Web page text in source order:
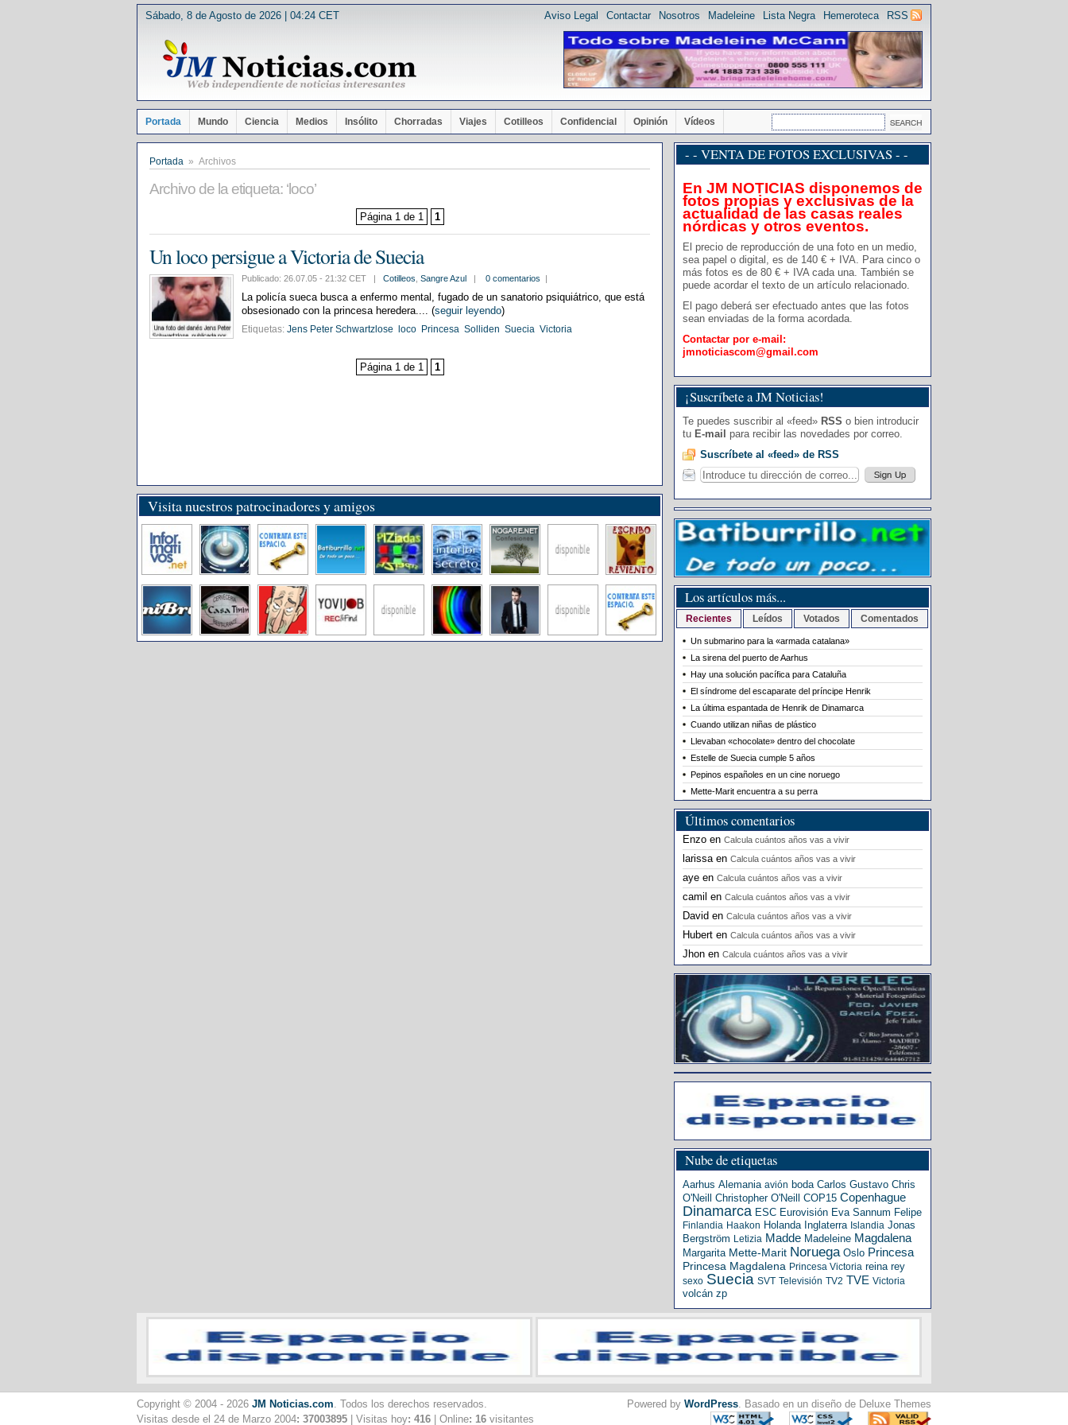
Sábado, 8 de Agosto de 2026 | 04:24 CET RSS
Hemeroteca
Lista Negra
Madeleine
Nosotros
Contactar
Aviso Legal
Portada Mundo Ciencia Medios Insólito Chorradas Viajes Cotilleos Confidencial Opinión Vídeos
Portada » Archivos
Archivo de la etiqueta: ‘loco’
Página 1 de 1 1
Un loco persigue a Victoria de Suecia
Publicado: 26.07.05 - 21:32 CET | Cotilleos Sangre Azul | 0 comentarios |
La policía sueca busca a enfermo mental, fugado de un sanatorio psiquiátrico, que está
obsesionado con la princesa heredera.... (seguir leyendo)
Etiquetas: Jens Peter Schwartzlose loco Princesa Solliden Suecia Victoria
Página 1 de 1 1
Visita nuestros patrocinadores y amigos
- - VENTA DE FOTOS EXCLUSIVAS - -
En JM NOTICIAS disponemos de
fotos propias y exclusivas de la
actualidad de las casas reales
nórdicas y otros eventos.
El precio de reproducción de una foto en un medio,
sea papel o digital, es de 140 € + IVA. Para cinco o
más fotos es de 80 € + IVA cada una. También se
puede acordar el texto de un artículo relacionado.
El pago deberá ser efectuado antes que las fotos
sean enviadas de la forma acordada.
Contactar por e-mail:
jmnoticiascom@gmail.com
¡Suscríbete a JM Noticias!
Te puedes suscribir al «feed» RSS o bien introducir
tu E-mail para recibir las novedades por correo.
Suscríbete al «feed» de RSS
Los artículos más...
Recientes Leídos Votados Comentados
Un submarino para la «armada catalana»
La sirena del puerto de Aarhus
Hay una solución pacífica para Cataluña
El síndrome del escaparate del príncipe Henrik
La última espantada de Henrik de Dinamarca
Cuando utilizan niñas de plástico
Llevaban «chocolate» dentro del chocolate
Estelle de Suecia cumple 5 años
Pepinos españoles en un cine noruego
Mette-Marit encuentra a su perra
Últimos comentarios
Enzo en Calcula cuántos años vas a vivir
larissaen Calcula cuántos años vas a vivir
aye en Calcula cuántos años vas a vivir
camil en Calcula cuántos años vas a vivir
David en Calcula cuántos años vas a vivir
Hubert en Calcula cuántos años vas a vivir
Jhon en Calcula cuántos años vas a vivir
Nube de etiquetas
Aarhus Alemania avión boda Carlos Gustavo Chris
O'Neill
Christopher O'Neill COP15 Copenhague
Dinamarca ESC Eurovisión Eva Sannum Felipe
Finlandia Haakon Holanda Inglaterra Islandia Jonas
Bergström Letizia Madde Madeleine Magdalena
Margarita Mette-Marit Noruega Oslo Princesa
Princesa Magdalena Princesa Victoria reina rey
sexo Suecia SVT Televisión TV2 TVE Victoria
volcán zp
Copyright © 2004 - 2026 JM Noticias.com. Todos los derechos reservados.
Visitas desde el 24 de Marzo 2004: 37003895 | Visitas hoy: 416 | Online: 16 visitantes
Powered by WordPress. Basado en un diseño de Deluxe Themes